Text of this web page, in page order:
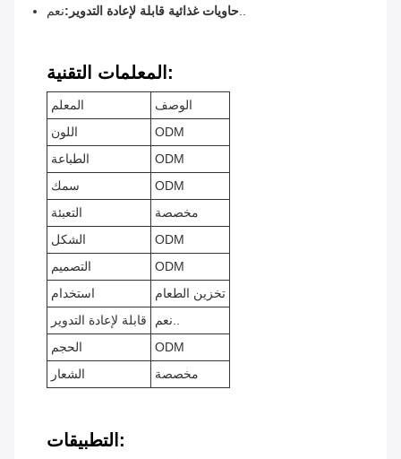
حاويات غذائية قابلة لإعادة التدوير:نعم..
المعلمات التقنية:
المعلم
الوصف
اللون
ODM
الطباعة
ODM
سمك
ODM
التعبئة
مخصصة
الشكل
ODM
التصميم
ODM
استخدام
تخزين الطعام
قابلة لإعادة التدوير
نعم..
الحجم
ODM
الشعار
مخصصة
التطبيقات: